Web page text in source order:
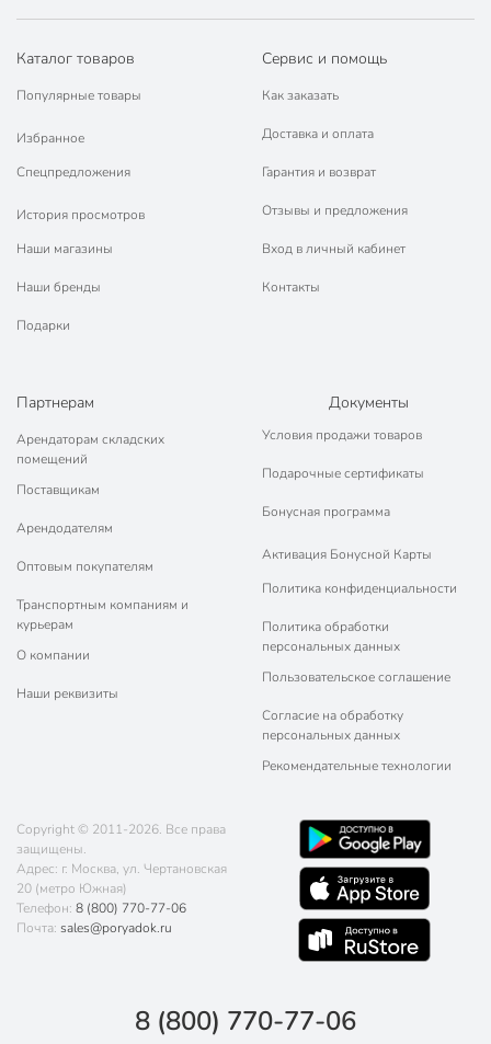
Каталог товаров
Популярные товары
Избранное
Спецпредложения
История просмотров
Наши магазины
Наши бренды
Подарки
Сервис и помощь
Как заказать
Доставка и оплата
Гарантия и возврат
Отзывы и предложения
Вход в личный кабинет
Контакты
Партнерам
Арендаторам складских
помещений
Поставщикам
Арендодателям
Оптовым покупателям
Транспортным компаниям и
курьерам
О компании
Наши реквизиты
Документы
Условия продажи товаров
Подарочные сертификаты
Бонусная программа
Активация Бонусной Карты
Политика конфиденциальности
Политика обработки
персональных данных
Пользовательское соглашение
Согласие на обработку
персональных данных
Рекомендательные технологии
Copyright © 2011-2026. Все права
защищены.
Адрес: г. Москва, ул. Чертановская
20 (метро Южная)
Телефон: 8 (800) 770-77-06
Почта: sales@poryadok.ru
8 (800) 770-77-06